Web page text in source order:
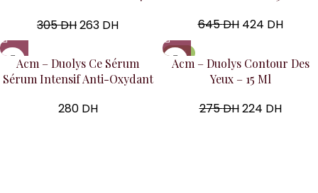
305DH263 DH 645DH 424 DH
Acm – Duolys Ce Sérum
Sérum Intensif Anti-Oxydant
280 DH
-19%
Acm – Duolys Contour Des
Yeux – 15 Ml
275DH224 DH